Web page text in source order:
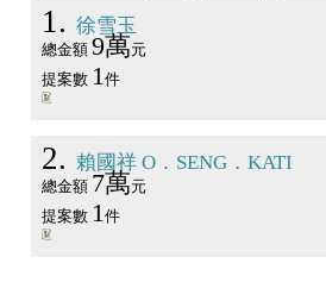
1 徐雪玉
總金額 9萬元
提案數 1件
2 賴國祥 O．SENG．KATI
總金額 7萬元
提案數 1件